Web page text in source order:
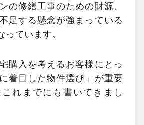
の修繕工事のための財源、
足する懸念が強まっている
っています。
購入を考えるお客様にとっ
着目した物件選び」が重要
れまでにも書いてきまし